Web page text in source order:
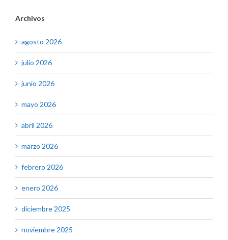
Archivos
agosto 2026
julio 2026
junio 2026
mayo 2026
abril 2026
marzo 2026
febrero 2026
enero 2026
diciembre 2025
noviembre 2025